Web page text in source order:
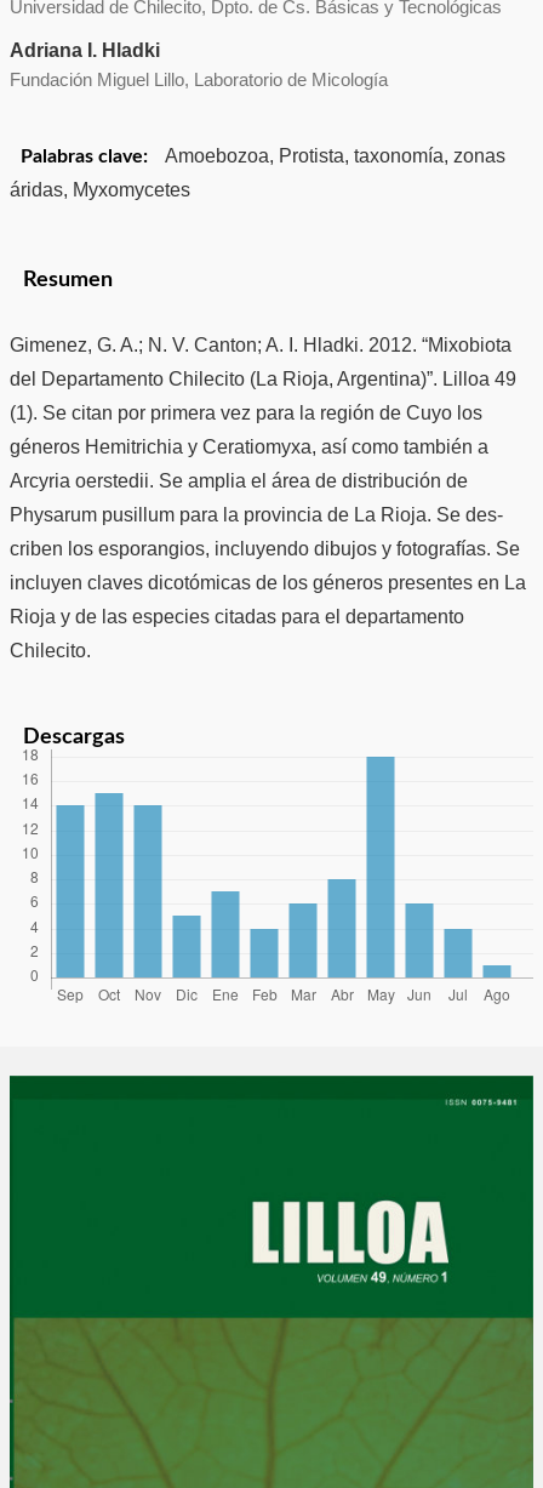
Universidad de Chilecito, Dpto. de Cs. Básicas y Tecnológicas
Adriana I. Hladki
Fundación Miguel Lillo, Laboratorio de Micología
Palabras clave:
Amoebozoa, Protista, taxonomía, zonas
áridas, Myxomycetes
Resumen
Gimenez, G. A.; N. V. Canton; A. I. Hladki. 2012. “Mixobiota
del Departamento Chilecito (La Rioja, Argentina)”. Lilloa 49
(1). Se citan por primera vez para la región de Cuyo los
géneros Hemitrichia y Ceratiomyxa, así como también a
Arcyria oerstedii. Se amplia el área de distribución de
Physarum pusillum para la provincia de La Rioja. Se des-
criben los esporangios, incluyendo dibujos y fotografías. Se
incluyen claves dicotómicas de los géneros presentes en La
Rioja y de las especies citadas para el departamento
Chilecito.
Descargas